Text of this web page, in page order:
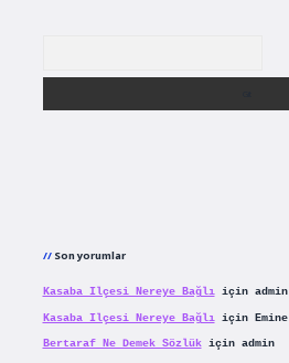
Son yorumlar
Kasaba Ilçesi Nereye Bağlıiçin admin
Kasaba Ilçesi Nereye Bağlıiçin Emine
Bertaraf Ne Demek Sözlükiçin admin